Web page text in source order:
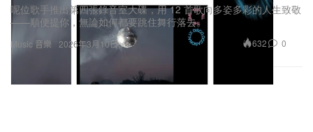
Music 音樂
呢位歌手推出第四張錄音室大碟，用 12 首歌向多姿多彩的人生致敬
——順便提你，無論如何都要跳住舞行落去。
2026年3月10日 632 0